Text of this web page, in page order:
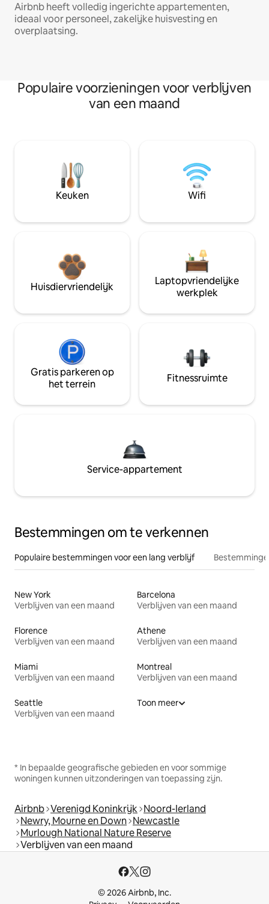
Airbnb heeft volledig ingerichte appartementen,
ideaal voor personeel, zakelijke huisvesting en
overplaatsing.
Populaire voorzieningen voor verblijven
van een maand
Keuken Wifi
Huisdiervriendelijk
Laptopvriendelijke
werkplek
Gratis parkeren op
het terrein
Fitnessruimte
Service-appartement
Bestemmingen om te verkennen
Populaire bestemmingen voor een lang verblijf
New York
Verblijven van een maand
Barcelona
Verblijven van een maand
Florence
Verblijven van een maand
Athene
Verblijven van een maand
Miami
Verblijven van een maand
Montreal
Verblijven van een maand
Seattle
Verblijven van een maand
Toon meer
* In bepaalde geografische gebieden en voor sommige
woningen kunnen uitzonderingen van toepassing zijn.
Airbnb Verenigd Koninkrijk Noord-Ierland
Newry, Mourne en Down Newcastle
Murlough National Nature Reserve
Verblijven van een maand
© 2026 Airbnb, Inc.